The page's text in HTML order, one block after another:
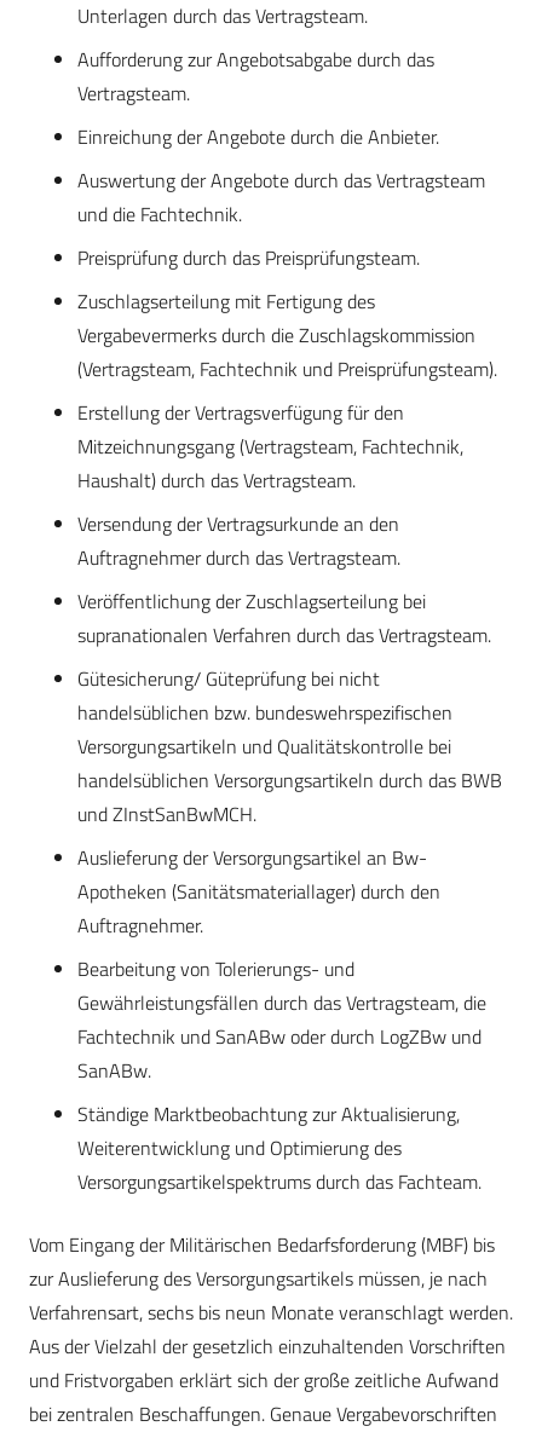
Unterlagen durch das Vertragsteam.
Aufforderung zur Angebotsabgabe durch das
Vertragsteam.
Einreichung der Angebote durch die Anbieter.
Auswertung der Angebote durch das Vertragsteam
und die Fachtechnik.
Preisprüfung durch das Preisprüfungsteam.
Zuschlagserteilung mit Fertigung des
Vergabevermerks durch die Zuschlagskommission
(Vertragsteam, Fachtechnik und Preisprüfungsteam).
Erstellung der Vertragsverfügung für den
Mitzeichnungsgang (Vertragsteam, Fachtechnik,
Haushalt) durch das Vertragsteam.
Versendung der Vertragsurkunde an den
Auftragnehmer durch das Vertragsteam.
Veröffentlichung der Zuschlagserteilung bei
supranationalen Verfahren durch das Vertragsteam.
Gütesicherung/ Güteprüfung bei nicht
handelsüblichen bzw. bundeswehrspezifischen
Versorgungsartikeln und Qualitätskontrolle bei
handelsüblichen Versorgungsartikeln durch das BWB
und ZInstSanBwMCH.
Auslieferung der Versorgungsartikel an Bw-
Apotheken (Sanitätsmateriallager) durch den
Auftragnehmer.
Bearbeitung von Tolerierungs- und
Gewährleistungsfällen durch das Vertragsteam, die
Fachtechnik und SanABw oder durch LogZBw und
SanABw.
Ständige Marktbeobachtung zur Aktualisierung,
Weiterentwicklung und Optimierung des
Versorgungsartikelspektrums durch das Fachteam.
Vom Eingang der Militärischen Bedarfsforderung (MBF) bis
zur Auslieferung des Versorgungsartikels müssen, je nach
Verfahrensart, sechs bis neun Monate veranschlagt werden.
Aus der Vielzahl der gesetzlich einzuhaltenden Vorschriften
und Fristvorgaben erklärt sich der große zeitliche Aufwand
bei zentralen Beschaffungen. Genaue Vergabevorschriften